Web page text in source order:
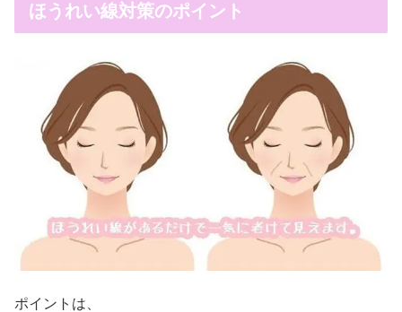
ほうれい線対策のポイント
ポイントは、